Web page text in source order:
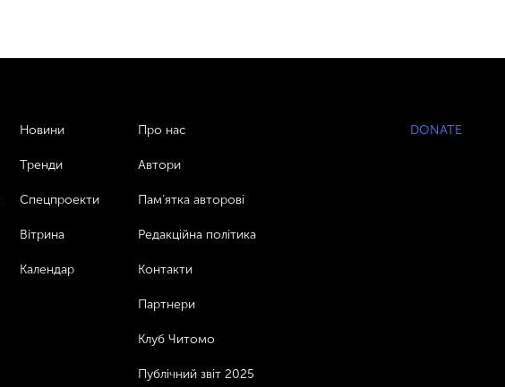
Новини
Тренди
Спецпроекти
Вітрина
Календар
Про нас
Автори
Пам’ятка авторові
Редакційна політика
Контакти
Партнери
Клуб Читомо
Публічний звіт 2025
DONATE